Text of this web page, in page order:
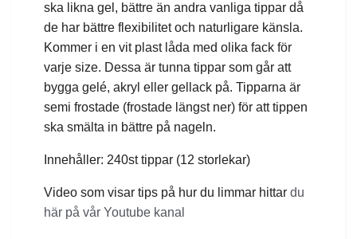
ska likna gel, bättre än andra vanliga tippar då
de har bättre flexibilitet och naturligare känsla.
Kommer i en vit plast låda med olika fack för
varje size. Dessa är tunna tippar som går att
bygga gelé, akryl eller gellack på. Tipparna är
semi frostade (frostade längst ner) för att tippen
ska smälta in bättre på nageln.
Innehåller: 240st tippar (12 storlekar)
Video som visar tips på hur du limmar hittar du
här på vår Youtube kanal